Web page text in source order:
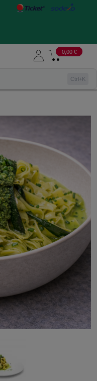
0,00 €
Ctrl+K
PRIMEROS PLATOS